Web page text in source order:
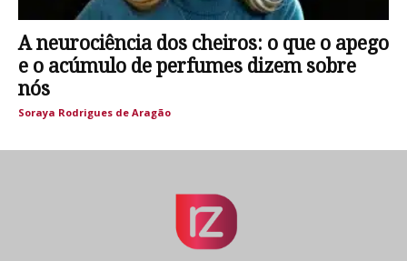
A neurociência dos cheiros: o que o apego
e o acúmulo de perfumes dizem sobre
nós
Soraya Rodrigues de Aragão